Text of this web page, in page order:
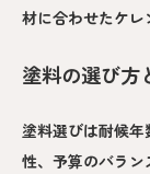
材に合わせたケレ
塗料の選び方
塗料選びは耐候
性、予算のバラン